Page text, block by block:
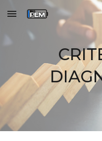
Skip to main content